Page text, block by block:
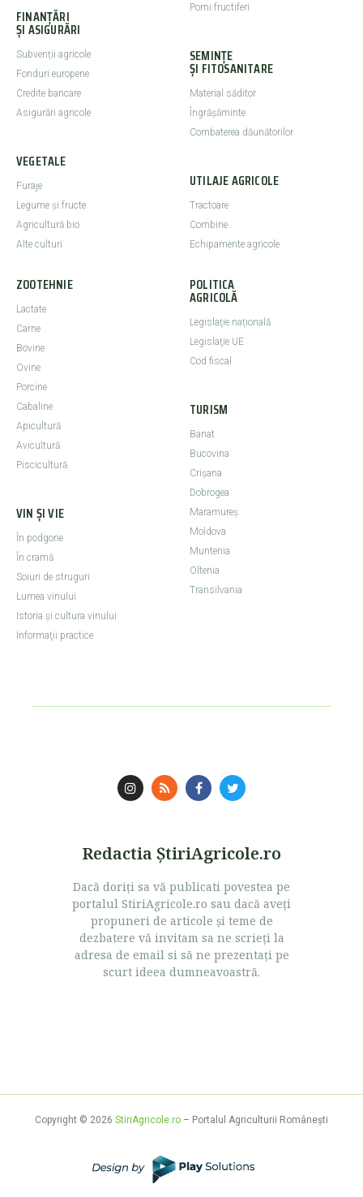
FINANȚĂRI
ȘI ASIGURĂRI
Subvenții agricole
Fonduri europene
Credite bancare
Asigurări agricole
VEGETALE
Furaje
Legume şi fructe
Agricultură bio
Alte culturi
Pomi fructiferi
SEMINȚE
ȘI FITOSANITARE
Material săditor
Îngrășăminte
Combaterea dăunătorilor
UTILAJE AGRICOLE
Tractoare
Combine
Echipamente agricole
ZOOTEHNIE
Lactate
Carne
Bovine
Ovine
Porcine
Cabaline
Apicultură
Avicultură
Piscicultură
VIN ȘI VIE
În podgorie
În cramă
Soiuri de struguri
Lumea vinului
Istoria şi cultura vinului
Informaţii practice
POLITICA
AGRICOLĂ
Legislaţie naţională
Legislaţie UE
Cod fiscal
TURISM
Banat
Bucovina
Crişana
Dobrogea
Maramureş
Moldova
Muntenia
Oltenia
Transilvania
Redactia ŞtiriAgricole.ro
Dacă doriţi sa vă publicati povestea pe
portalul StiriAgricole.ro sau dacă aveţi
propuneri de articole şi teme de
dezbatere vă invitam sa ne scrieţi la
adresa de email si să ne prezentaţi pe
scurt ideea dumneavoastră.
Copyright © 2026 StiriAgricole.ro – Portalul Agriculturii Româneşti